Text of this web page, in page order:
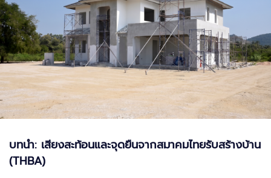
บทนำ: เสียงสะท้อนและจุดยืนจากสมาคมไทยรับสร้างบ้าน
(THBA)